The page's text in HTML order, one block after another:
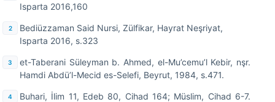
Isparta 2016,160
Bediüzzaman Said Nursi, Zülfikar, Hayrat Neşriyat,
Isparta 2016, s.323
et-Taberani Süleyman b. Ahmed, el-Mu’cemu’l Kebir, nşr.
Hamdi Abdü’l-Mecid es-Selefi, Beyrut, 1984, s.471.
Buhari, İlim 11, Edeb 80, Cihad 164; Müslim, Cihad 6-7.